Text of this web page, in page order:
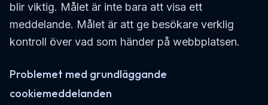
blir viktig. Målet är inte bara att visa ett
meddelande. Målet är att ge besökare verklig
kontroll över vad som händer på webbplatsen.
Problemet med grundläggande
cookiemeddelanden